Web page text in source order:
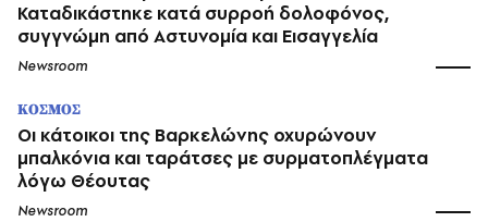
Καταδικάστηκε κατά συρροή δολοφόνος,
συγγνώμη από Αστυνομία και Εισαγγελία
Newsroom
ΚΟΣΜΟΣ
Οι κάτοικοι της Βαρκελώνης οχυρώνουν
μπαλκόνια και ταράτσες με συρματοπλέγματα
λόγω Θέουτας
Newsroom